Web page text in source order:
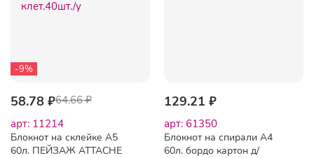
-9%
58.78 ₽64.66 ₽
арт: 11214
Блокнот на склейке А5
60л. ПЕЙЗАЖ АТТАСНЕ
129.21 ₽
арт: 61350
Блокнот на спирали А4
60л. бордо картон д/